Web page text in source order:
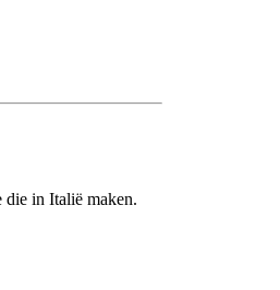
die in Italië maken.